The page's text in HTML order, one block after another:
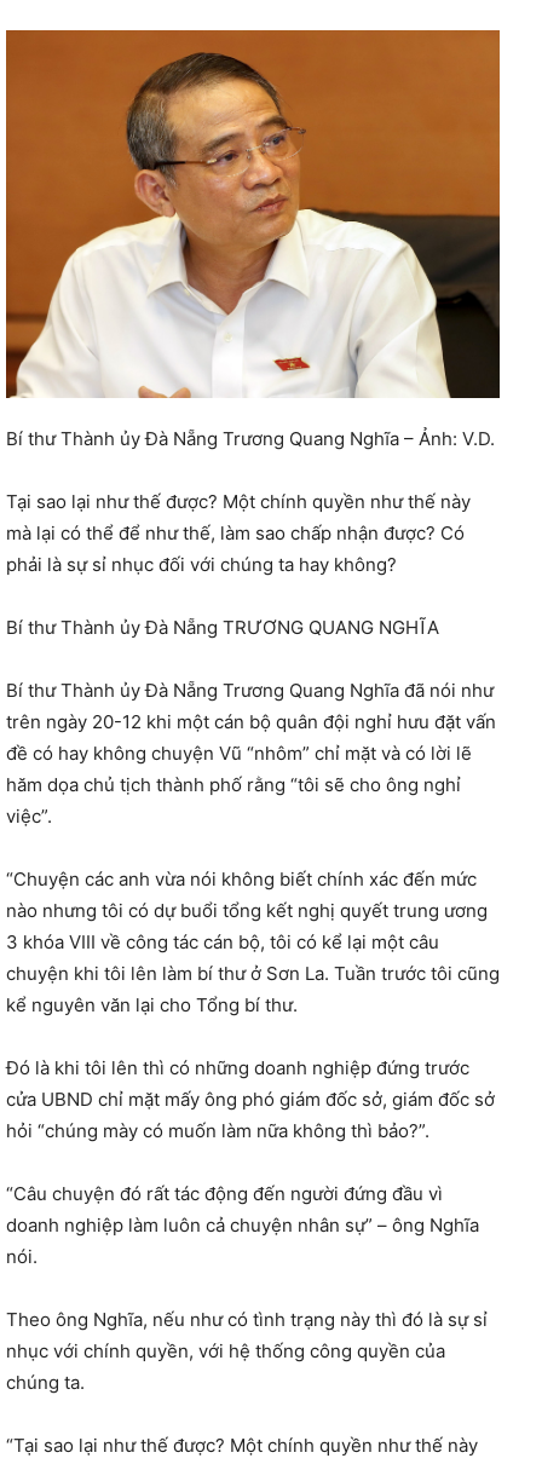
Bí thư Thành ủy Đà Nẵng Trương Quang Nghĩa – Ảnh: V.D.
Tại sao lại như thế được? Một chính quyền như thế này
mà lại có thể để như thế, làm sao chấp nhận được? Có
phải là sự sỉ nhục đối với chúng ta hay không?
Bí thư Thành ủy Đà Nẵng TRƯƠNG QUANG NGHĨA
Bí thư Thành ủy Đà Nẵng Trương Quang Nghĩa đã nói như
trên ngày 20-12 khi một cán bộ quân đội nghỉ hưu đặt vấn
đề có hay không chuyện Vũ “nhôm” chỉ mặt và có lời lẽ
hăm dọa chủ tịch thành phố rằng “tôi sẽ cho ông nghỉ
việc”.
“Chuyện các anh vừa nói không biết chính xác đến mức
nào nhưng tôi có dự buổi tổng kết nghị quyết trung ương
3 khóa VIII về công tác cán bộ, tôi có kể lại một câu
chuyện khi tôi lên làm bí thư ở Sơn La. Tuần trước tôi cũng
kể nguyên văn lại cho Tổng bí thư.
Đó là khi tôi lên thì có những doanh nghiệp đứng trước
cửa UBND chỉ mặt mấy ông phó giám đốc sở, giám đốc sở
hỏi “chúng mày có muốn làm nữa không thì bảo?”.
“Câu chuyện đó rất tác động đến người đứng đầu vì
doanh nghiệp làm luôn cả chuyện nhân sự” – ông Nghĩa
nói.
Theo ông Nghĩa, nếu như có tình trạng này thì đó là sự sỉ
nhục với chính quyền, với hệ thống công quyền của
chúng ta.
“Tại sao lại như thế được? Một chính quyền như thế này